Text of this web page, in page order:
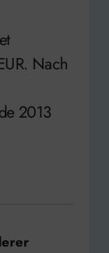
Nach
2013